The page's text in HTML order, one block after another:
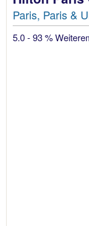
Paris, Paris &
5.0 - 93 %